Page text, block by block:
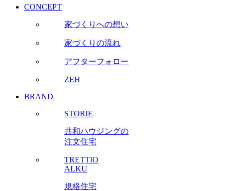
CONCEPT
家づくりへの想い
家づくりの流れ
アフターフォロー
ZEH
BRAND
STORIE
共和ハウジングの
注文住宅
TRETTIO
ALKU
規格住宅